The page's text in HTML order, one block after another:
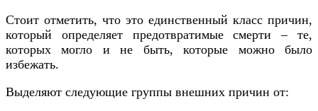
Стоит отметить, что это единственный класс причин,
который определяет предотвратимые смерти – те,
которых могло и не быть, которые можно было
избежать.
Выделяют следующие группы внешних причин от: